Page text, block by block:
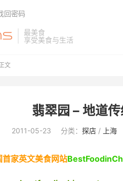
最美食
享受美食与生活
回密码
文
翡翠园 – 地道
2011-05-23 分类： 探店/ 上海
英文美食网站